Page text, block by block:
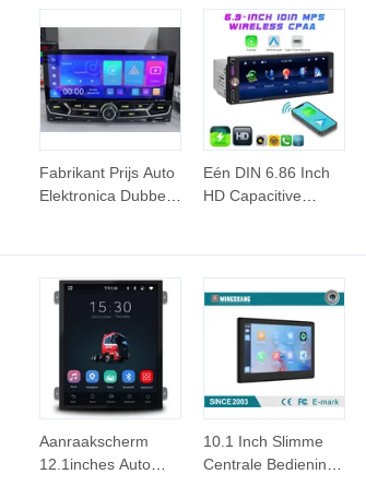
Scherm Draadloze
Carplay Android
Auto Touchscreen
Fabrikant Prijs Auto
Elektronica Dubbele
Stereo Cassette
Speler
Eén DIN 6.86 Inch
HD Capacitive
MP5 Audio Speler
Aanraakscherm
12.1inches Auto
10.1 Inch Slimme
Centrale Bediening